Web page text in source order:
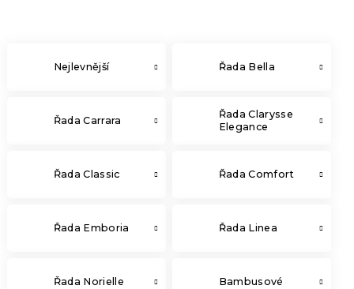
Nejlevnější Řada Bella
Řada Carrara
Řada Clarysse
Elegance
Řada Classic Řada Comfort
Řada Emboria Řada Linea
Řada Norielle Bambusové